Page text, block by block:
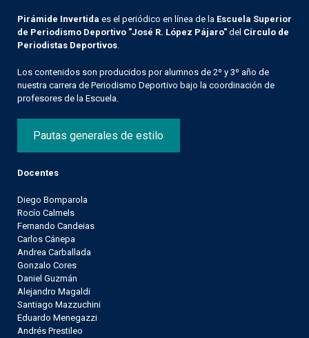
Pirámide Invertida es el periódico en línea de la Escuela Superior
de Periodismo Deportivo "José R. López Pájaro" del Círculo de
Periodistas Deportivos
Los contenidos son producidos por alumnos de 2º y 3º año de
nuestra carrera de Periodismo Deportivo bajo la coordinación de
profesores de la Escuela.
Pautas generales de estilo
Docentes
Diego Bomparola
Rocío Calmels
Fernando Candeias
Carlos Cánepa
Andrea Carballada
Gonzalo Cores
Daniel Guzmán
Alejandro Magaldi
Santiago Mazzuchini
Eduardo Menegazzi
Andrés Prestileo